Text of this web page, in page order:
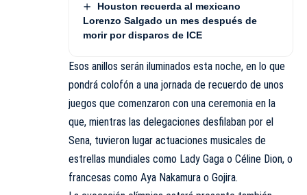
Houston recuerda al mexicano
Lorenzo Salgado un mes después de
morir por disparos de ICE
Esos anillos serán iluminados esta noche, en lo que
pondrá colofón a una jornada de recuerdo de unos
juegos que comenzaron con una ceremonia en la
que, mientras las delegaciones desfilaban por el
Sena, tuvieron lugar actuaciones musicales de
estrellas mundiales como Lady Gaga o Céline Dion, o
francesas como Aya Nakamura o Gojira.